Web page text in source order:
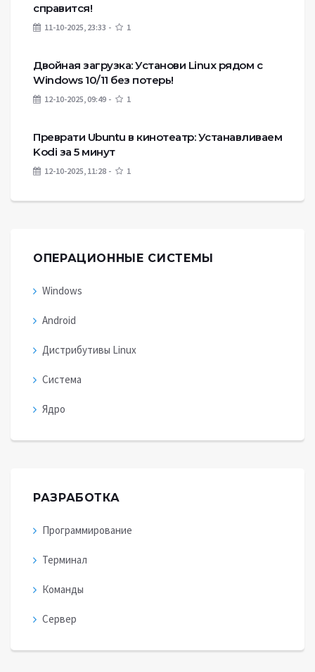
справится!
11-10-2025, 23:33 1
Двойная загрузка: Установи Linux рядом с
Windows 10/11 без потерь!
12-10-2025, 09:49 1
Преврати Ubuntu в кинотеатр: Устанавливаем
Kodi за 5 минут
12-10-2025, 11:28 1
ОПЕРАЦИОННЫЕ СИСТЕМЫ
Windows
Android
Дистрибутивы Linux
Система
Ядро
РАЗРАБОТКА
Программирование
Терминал
Команды
Сервер